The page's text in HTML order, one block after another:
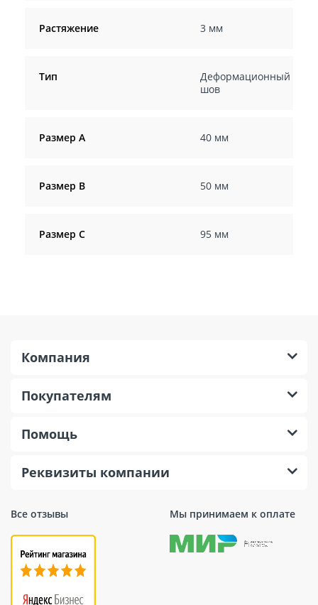
Растяжение 3 мм
Тип
Деформационный
шов
Размер А 40 мм
Размер В 50 мм
Размер С 95 мм
Все отзывы Мы принимаем к оплате
Компания
Покупателям
Помощь
Реквизиты компании